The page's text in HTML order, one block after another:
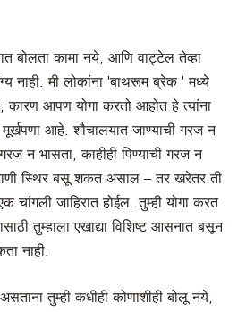
बोलता कामा नये, आणि वाट्टेल तेव्हा
नाही. मी लोकांना 'बाथरूम ब्रेक ' मध्ये
कारण आपण योगा करतो आहोत हे त्यांना
आहे. शौचालयात जाण्याची गरज न
न भासता, काहीही पिण्याची गरज न
स्थिर बसू शकत असाल – तर खरेतर ती
चांगली जाहिरात होईल. तुम्ही योगा करत
तुम्हाला एखाद्या विशिष्ट आसनात बसून
नाही.
तुम्ही कधीही कोणाशीही बोलू नये,